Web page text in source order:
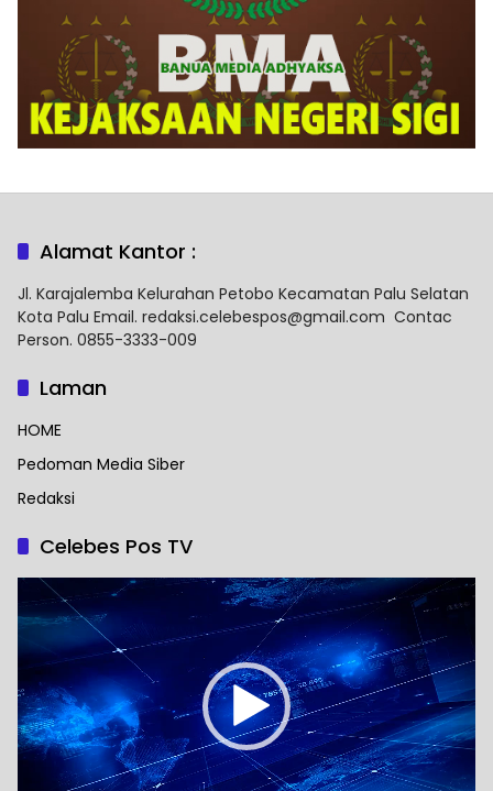
Alamat Kantor :
Jl. Karajalemba Kelurahan Petobo Kecamatan Palu Selatan
Kota Palu Email. redaksi.celebespos@gmail.com Contac
Person. 0855-3333-009
Laman
HOME
Pedoman Media Siber
Redaksi
Celebes Pos TV
Pemutar
Video